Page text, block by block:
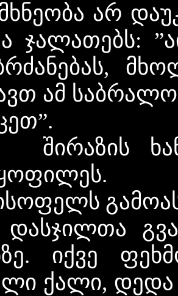
არ
ჯალათებს:
ამ
ხანის
იქვე
ქალი, დედა